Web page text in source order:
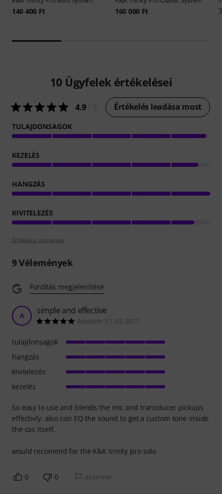
140 400 Ft 160 000 Ft
10 Ügyfelek értékelései
4.9 Értékelés leadása most
TULAJDONSAGOK
KEZELÉS
HANGZÁS
KIVITELEZÉS
Értékelési irányelvek
9Vélemények
Fordítás megjelenítése
A simple and effective
Anonim 11.03.2017
So easy to use and blends the mic and transducer pickups
effectivly. also con EQ the sound to get a custom tone inside
the cas itself.
would recomend for the K&K trinity pro solo
tulajdonsagok
hangzás
kivitelezés
kezelés
0 0 JELENTEM!